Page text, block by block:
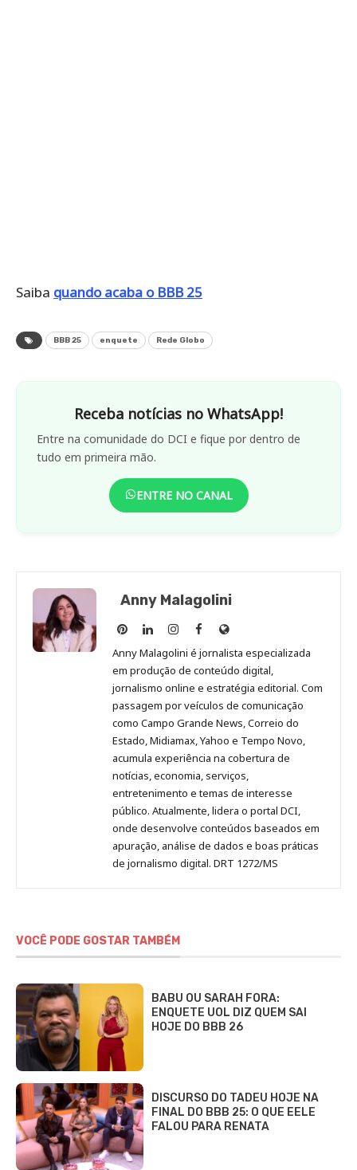
Saiba quando acaba o BBB 25
BBB 25 enquete Rede Globo
Receba notícias no WhatsApp!
Entre na comunidade do DCI e fique por dentro de
tudo em primeira mão.
ENTRE NO CANAL
Anny Malagolini
Anny
Malagolini
no
Pinterest
Anny
Malagolini
no
LinkedIn
Anny
Malagolini
no
Instagram
Anny
Malagolini
no
Facebook
Site
de
Anny
Malagolini
Anny Malagolini é jornalista especializada
em produção de conteúdo digital,
jornalismo online e estratégia editorial. Com
passagem por veículos de comunicação
como Campo Grande News, Correio do
Estado, Midiamax, Yahoo e Tempo Novo,
acumula experiência na cobertura de
notícias, economia, serviços,
entretenimento e temas de interesse
público. Atualmente, lidera o portal DCI,
onde desenvolve conteúdos baseados em
apuração, análise de dados e boas práticas
de jornalismo digital. DRT 1272/MS
VOCÊ PODE GOSTAR TAMBÉM
BABU OU SARAH FORA:
ENQUETE UOL DIZ QUEM SAI
HOJE DO BBB 26
DISCURSO DO TADEU HOJE NA
FINAL DO BBB 25: O QUE EELE
FALOU PARA RENATA